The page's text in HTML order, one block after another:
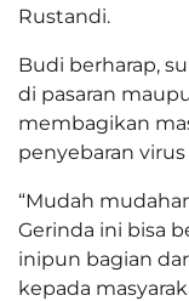
Rustandi.
Budi berharap,
di pasaran
membagikan
penyebaran
“Mudah
Gerinda ini bisa
inipun bagian
kepada